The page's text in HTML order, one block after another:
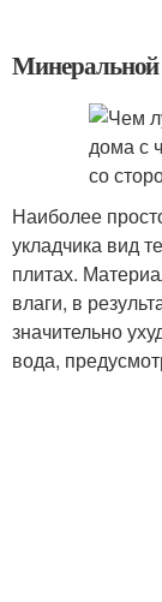
Минеральной
Наиболее
укладчика вид
плитах.
влаги, в
значительно
вода,